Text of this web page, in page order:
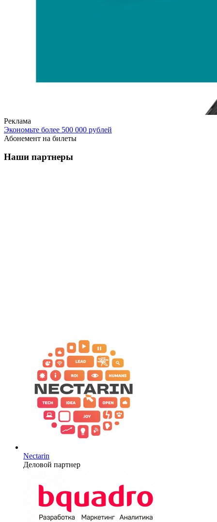
Реклама
Экономьте более 500 000 рублей
Абонемент на билеты
Наши партнеры
Nectarin
Деловой партнер